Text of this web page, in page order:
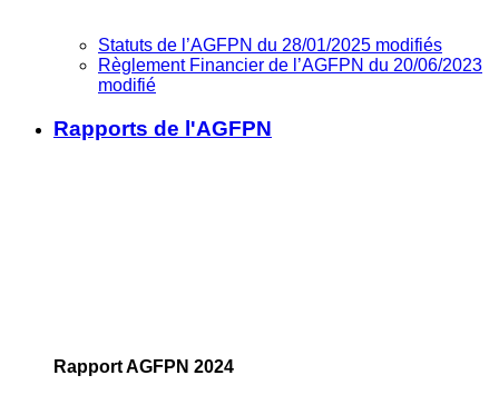
Statuts de l’AGFPN du 28/01/2025 modifiés
Règlement Financier de l’AGFPN du 20/06/2023
modifié
Rapports de l'AGFPN
Rapport AGFPN 2024